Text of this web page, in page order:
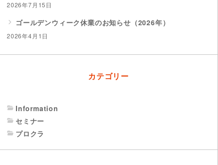
2026年7月15日
ゴールデンウィーク休業のお知らせ（2026年）
2026年4月1日
カテゴリー
Information
セミナー
プロクラ